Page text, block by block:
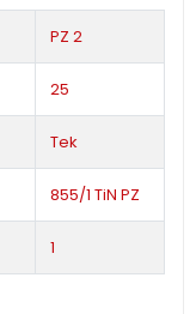
PZ 2
25
Tek
855/1 TiN PZ
1